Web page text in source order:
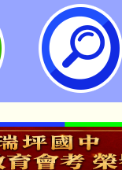
育署函，
號裁定
師成績考
生綜合資
作為審酌
坪國民中